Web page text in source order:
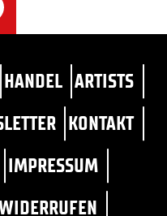
HANDEL ARTISTS
KONTAKT
IMPRESSUM